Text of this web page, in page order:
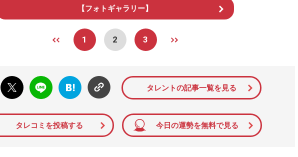
【フォトギャラリー】
1 2 3
X ポス
ト
LINE
はてな
ブック
マーク
タレントの記事一覧を見る
タレコミを投稿する 今日の運勢を無料で見る